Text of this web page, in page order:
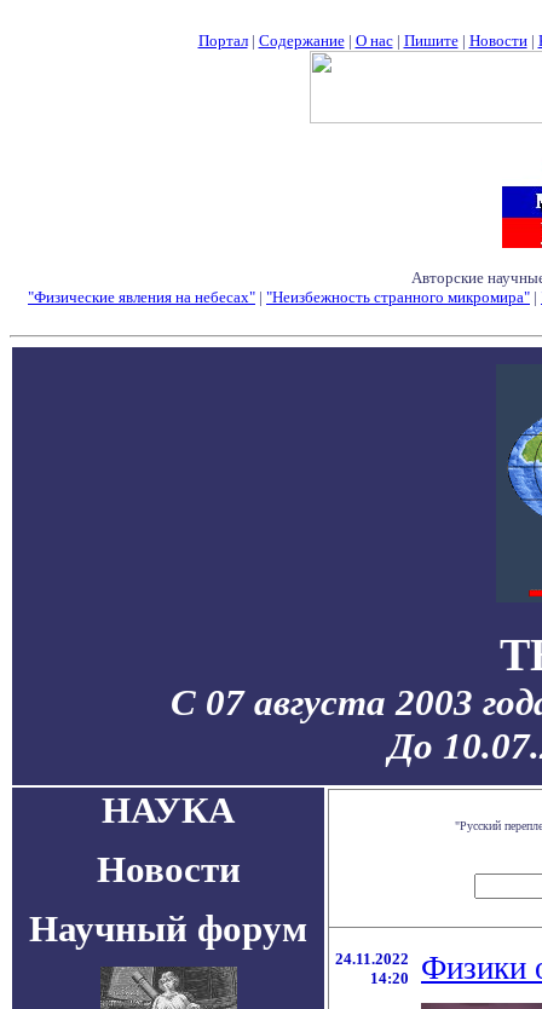
Портал| Содержание| О нас| Пишите| Новости|
Авторские
"Физические явления на небесах" | "Неизбежность странного микромира" |
С 07 августа 2003
До
НАУКА
Новости
Научный форум
"Русский
24.11.2022
14:20
Физики